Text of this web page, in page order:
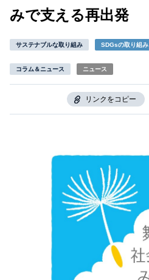
みで支える再出発
サステナブルな取り組み SDGsの取り組み
コラム＆ニュース ニュース
リンクをコピー